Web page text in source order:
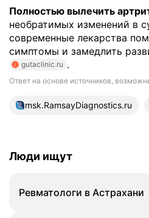
Полностью вылечить
необратимых изменений в
современные лекарства
симптомы и замедлить
gutaclinic.ru .
Ответ на основе источников,
16 источников
msk.RamsayDiagnostics.ru
Люди ищут
Ревматологи в Астрахани